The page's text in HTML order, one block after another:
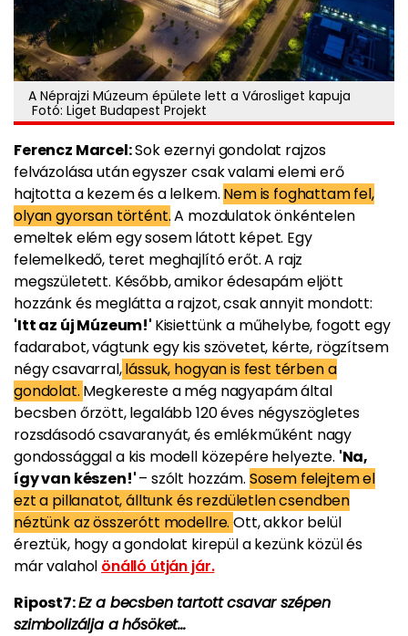
A Néprajzi Múzeum épülete lett a Városliget kapuja
Fotó: Liget Budapest Projekt
Ferencz Marcel:Sok ezernyi gondolat rajzos
felvázolása után egyszer csak valami elemi erő
hajtotta a kezem és a lelkem. Nem is foghattam fel,
olyan gyorsan történt.A mozdulatok önkéntelen
emeltek elém egy sosem látott képet. Egy
felemelkedő, teret meghajlító erőt. A rajz
megszületett. Később, amikor édesapám eljött
hozzánk és meglátta a rajzot, csak annyit mondott:
'Itt az új Múzeum!' Kisiettünk a műhelybe, fogott egy
fadarabot, vágtunk egy kis szövetet, kérte, rögzítsem
négy csavarral,lássuk, hogyan is fest térben a
gondolat. Megkereste a még nagyapám által
becsben őrzött, legalább 120 éves négyszögletes
rozsdásodó csavaranyát, és emlékműként nagy
gondossággal a kis modell közepére helyezte. 'Na,
így van készen!'– szólt hozzám. Sosem felejtem el
ezt a pillanatot, álltunk és rezdületlen csendben
néztünk az összerótt modellre.Ott, akkor belül
éreztük, hogy a gondolat kirepül a kezünk közül és
már valahol önálló útján jár.
Ripost7:Ez a becsben tartott csavar szépen
szimbolizálja a hősöket...